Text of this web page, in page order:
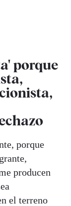
porque
porque
producen
el terreno